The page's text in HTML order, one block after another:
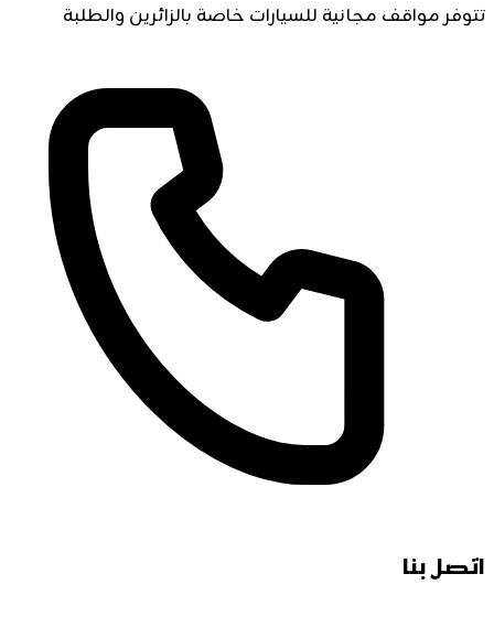
تتوفر مواقف مجانية للسيارات خاصة بالزائرين والطلبة
اتصل بنا